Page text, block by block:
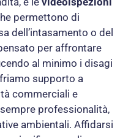
permettono di
dell’intasamento o del
per affrontare
al minimo i disagi
supporto a
commerciali e
professionalità,
ambientali. Affidarsi